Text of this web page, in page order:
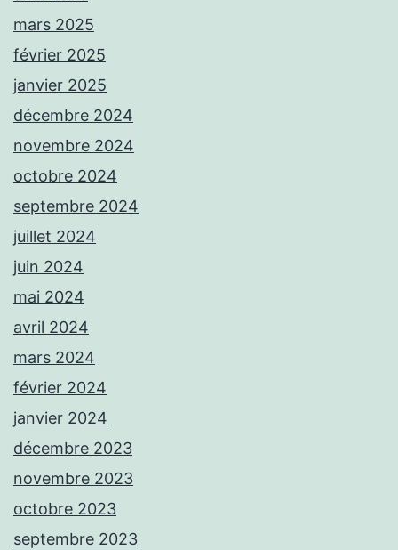
mars 2025
février 2025
janvier 2025
décembre 2024
novembre 2024
octobre 2024
septembre 2024
juillet 2024
juin 2024
mai 2024
avril 2024
mars 2024
février 2024
janvier 2024
décembre 2023
novembre 2023
octobre 2023
septembre 2023